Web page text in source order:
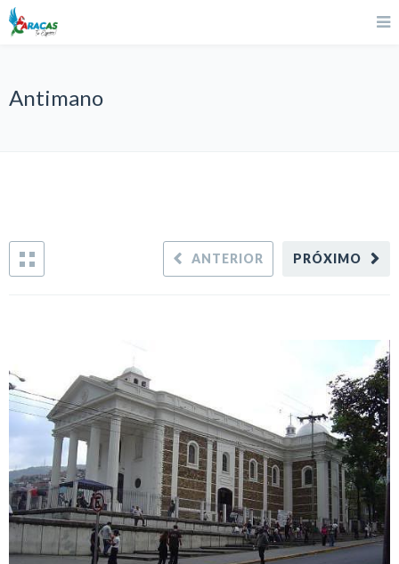
Antimano
PRÓXIMO
ANTERIOR